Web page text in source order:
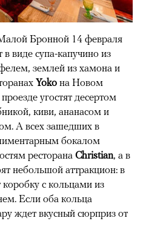
Бронной 14 февраля
виде супа-капучино из
землей из хамона и
Yoko на Новом
угостят десертом
киви, ананасом и
А всех зашедших в
бокалом
ресторана Christian, а в
небольшой аттракцион: в
коробку с кольцами из
Если оба кольца
ждет вкусный сюрприз от